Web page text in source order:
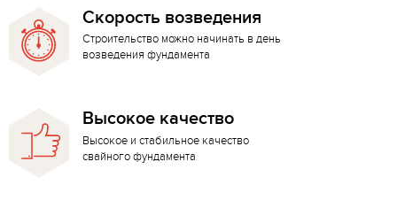
Скорость возведения
Строительство можно начинать в день
возведения фундамента
Высокое качество
Высокое и стабильное качество
свайного фундамента